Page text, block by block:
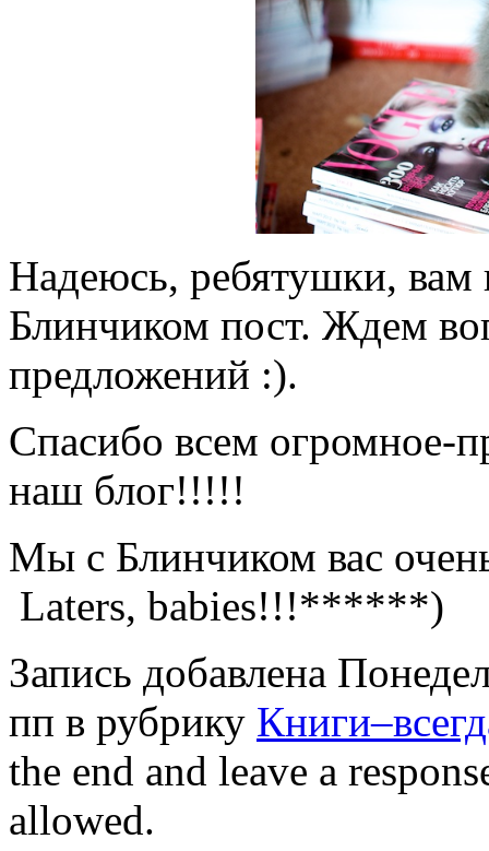
Надеюсь, ребятушки, вам
Блинчиком пост. Ждем
предложений :).
Спасибо всем огромное-
наш блог!!!!!
Мы с Блинчиком вас
Laters, babies!!!******)
Запись добавлена
пп в рубрику
the end and leave a
allowed.